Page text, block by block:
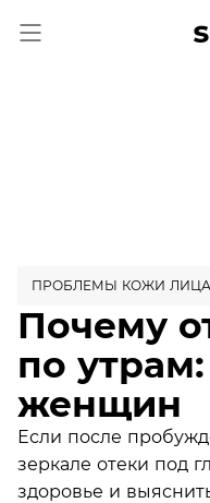
ПРОБЛЕМЫ КОЖИ ЛИЦА
Почему
по
женщин
Если после
зеркале отеки под
здоровье и